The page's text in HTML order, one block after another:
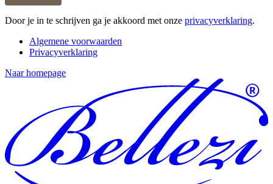
Door je in te schrijven ga je akkoord met onze privacyverklaring.
Algemene voorwaarden
Privacyverklaring
Naar homepage